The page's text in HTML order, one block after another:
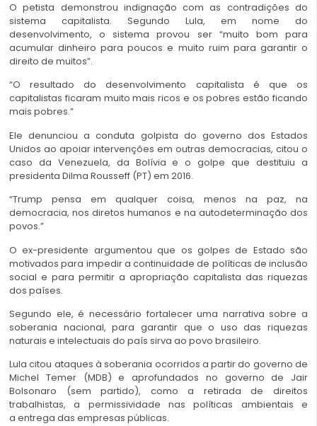
O petista demonstrou indignação com as contradições do
sistema capitalista. Segundo Lula, em nome do
desenvolvimento, o sistema provou ser “muito bom para
acumular dinheiro para poucos e muito ruim para garantir o
direito de muitos”.
“O resultado do desenvolvimento capitalista é que os
capitalistas ficaram muito mais ricos e os pobres estão ficando
mais pobres.”
Ele denunciou a conduta golpista do governo dos Estados
Unidos ao apoiar intervenções em outras democracias, citou o
caso da Venezuela, da Bolívia e o golpe que destituiu a
presidenta Dilma Rousseff (PT) em 2016.
“Trump pensa em qualquer coisa, menos na paz, na
democracia, nos diretos humanos e na autodeterminação dos
povos.”
O ex-presidente argumentou que os golpes de Estado são
motivados para impedir a continuidade de políticas de inclusão
social e para permitir a apropriação capitalista das riquezas
dos países.
Segundo ele, é necessário fortalecer uma narrativa sobre a
soberania nacional, para garantir que o uso das riquezas
naturais e intelectuais do país sirva ao povo brasileiro.
Lula citou ataques à soberania ocorridos a partir do governo de
Michel Temer (MDB) e aprofundados no governo de Jair
Bolsonaro (sem partido), como a retirada de direitos
trabalhistas, a permissividade nas políticas ambientais e
a entrega das empresas públicas.